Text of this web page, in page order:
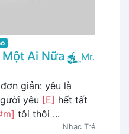
Ai Nữa
Mr.
giản: yêu là
yêu [E] hết tất
tôi thôi ...
Nhạc Trẻ